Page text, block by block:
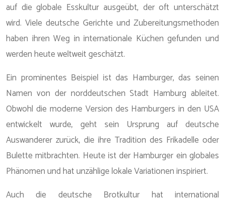
auf die globale Esskultur ausgeübt, der oft unterschätzt
wird. Viele deutsche Gerichte und Zubereitungsmethoden
haben ihren Weg in internationale Küchen gefunden und
werden heute weltweit geschätzt.
Ein prominentes Beispiel ist das Hamburger, das seinen
Namen von der norddeutschen Stadt Hamburg ableitet.
Obwohl die moderne Version des Hamburgers in den USA
entwickelt wurde, geht sein Ursprung auf deutsche
Auswanderer zurück, die ihre Tradition des Frikadelle oder
Bulette mitbrachten. Heute ist der Hamburger ein globales
Phänomen und hat unzählige lokale Variationen inspiriert.
Auch die deutsche Brotkultur hat international